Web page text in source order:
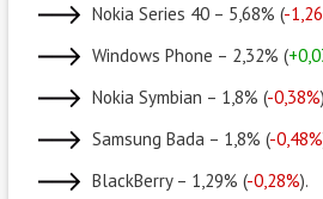
Nokia Series 40 – 5,68% (-
Windows Phone – 2,32% (
Nokia Symbian – 1,8% (-0,38%
Samsung Bada – 1,8% (-0,48%
BlackBerry – 1,29% (-0,28%).